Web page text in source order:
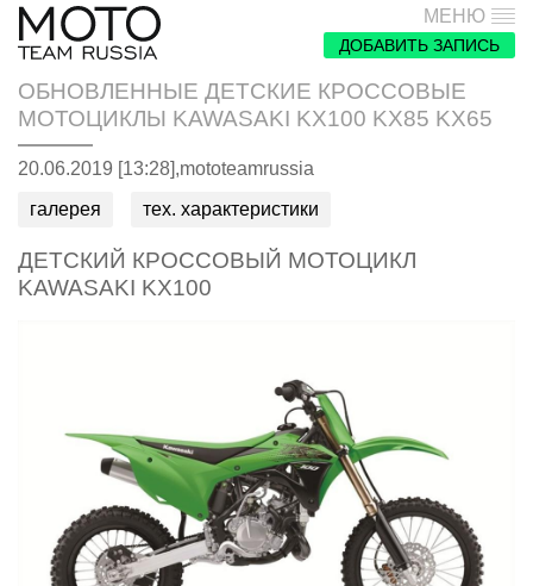
МЕНЮ
ДОБАВИТЬ ЗАПИСЬ
ОБНОВЛЕННЫЕ ДЕТСКИЕ КРОССОВЫЕ
МОТОЦИКЛЫ KAWASAKI KX100 KX85 KX65
20.06.2019 [13:28],mototeamrussia
галерея
тех. характеристики
ДЕТСКИЙ КРОССОВЫЙ МОТОЦИКЛ
KAWASAKI KX100